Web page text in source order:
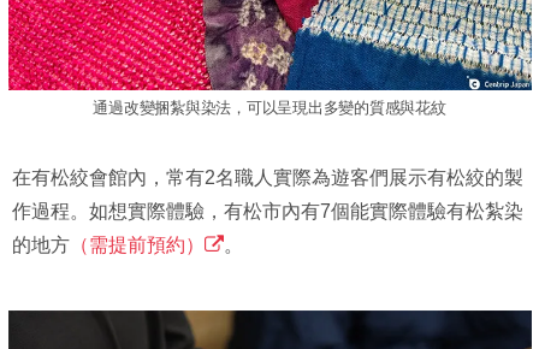
通過改變捆紮與染法，可以呈現出多變的質感與花紋
在有松絞會館內，常有2名職人實際為遊客們展示有松絞的製
作過程。如想實際體驗，有松市內有7個能實際體驗有松紮染
的地方 （需提前預約） 。